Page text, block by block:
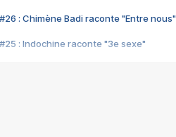
#26 : Chimène Badi raconte "Entre nous"
#25 : Indochine raconte "3e sexe"